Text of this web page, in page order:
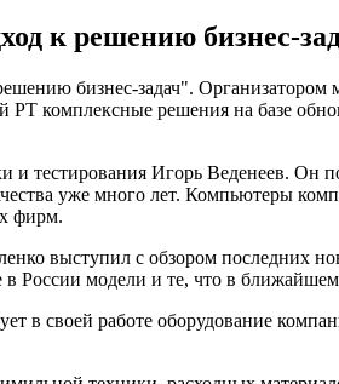
к решению бизнес-
бизнес-задач".
комплексные решения на базе
тестирования Игорь Веденеев.
уже много лет. Компьютеры
фирм.
выступил с обзором последних
России модели и те, что в
в своей работе оборудование